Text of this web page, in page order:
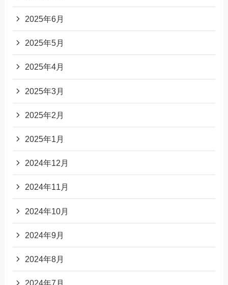
2025年6月
2025年5月
2025年4月
2025年3月
2025年2月
2025年1月
2024年12月
2024年11月
2024年10月
2024年9月
2024年8月
2024年7月